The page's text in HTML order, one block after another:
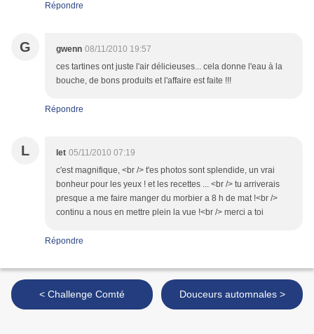
Répondre
G gwenn 08/11/2010 19:57
ces tartines ont juste l'air délicieuses... cela donne l'eau à la
bouche, de bons produits et l'affaire est faite !!!
Répondre
L let 05/11/2010 07:19
c'est magnifique, <br /> t'es photos sont splendide, un vrai
bonheur pour les yeux ! et les recettes ... <br /> tu arriverais
presque a me faire manger du morbier a 8 h de mat !<br />
continu a nous en mettre plein la vue !<br /> merci a toi
Répondre
< Challenge Comté Douceurs automnales >